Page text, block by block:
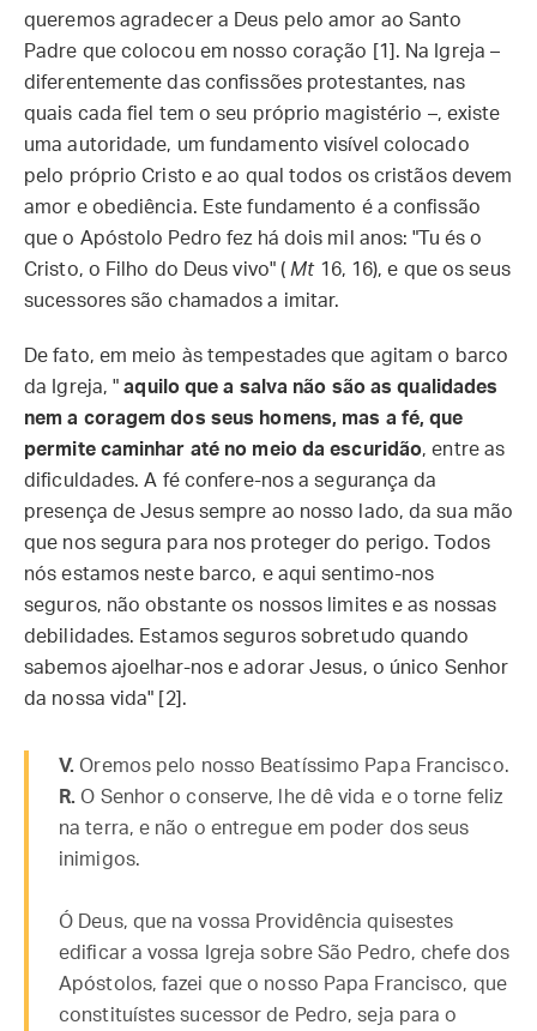
queremos agradecer a Deus pelo amor ao Santo
Padre que colocou em nosso coração [1]. Na Igreja –
diferentemente das confissões protestantes, nas
quais cada fiel tem o seu próprio magistério –, existe
uma autoridade, um fundamento visível colocado
pelo próprio Cristo e ao qual todos os cristãos devem
amor e obediência. Este fundamento é a confissão
que o Apóstolo Pedro fez há dois mil anos: "Tu és o
Cristo, o Filho do Deus vivo" ( Mt 16, 16), e que os seus
sucessores são chamados a imitar.
De fato, em meio às tempestades que agitam o barco
da Igreja, "aquilo que a salva não são as qualidades
nem a coragem dos seus homens, mas a fé, que
permite caminhar até no meio da escuridão, entre as
dificuldades. A fé confere-nos a segurança da
presença de Jesus sempre ao nosso lado, da sua mão
que nos segura para nos proteger do perigo. Todos
nós estamos neste barco, e aqui sentimo-nos
seguros, não obstante os nossos limites e as nossas
debilidades. Estamos seguros sobretudo quando
sabemos ajoelhar-nos e adorar Jesus, o único Senhor
da nossa vida" [2].
V. Oremos pelo nosso Beatíssimo Papa Francisco.
R. O Senhor o conserve, lhe dê vida e o torne feliz
na terra, e não o entregue em poder dos seus
inimigos.
Ó Deus, que na vossa Providência quisestes
edificar a vossa Igreja sobre São Pedro, chefe dos
Apóstolos, fazei que o nosso Papa Francisco, que
constituístes sucessor de Pedro, seja para o